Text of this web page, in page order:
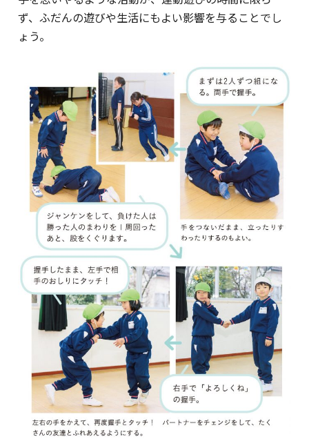
ず、ふだんの遊びや生活にもよい影響を与ることでし
ょう。